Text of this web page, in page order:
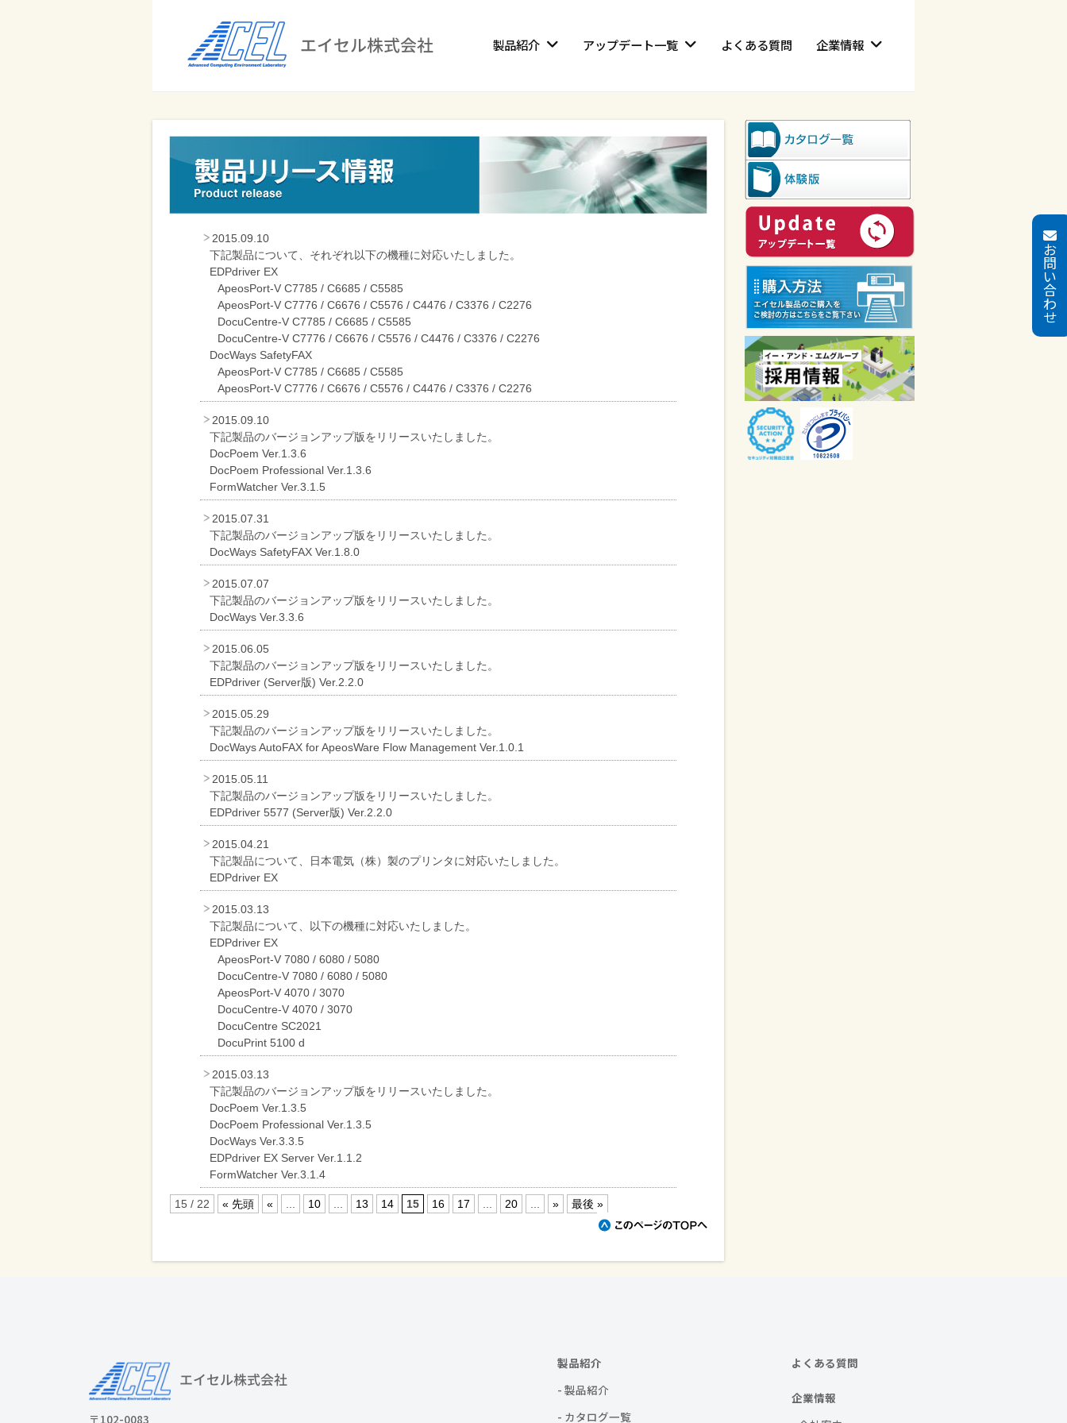
株式会社
ネ
ス
の
製品紹介 アップデート一覧 よくある質問 企業情報
お
問
い
合
わ
せ
2015.09.10
下記製品について、それぞれ以下の機種に対応いたしました。
EDPdriver EX
ApeosPort-V C7785 / C6685 / C5585
ApeosPort-V C7776 / C6676 / C5576 / C4476 / C3376 / C2276
DocuCentre-V C7785 / C6685 / C5585
DocuCentre-V C7776 / C6676 / C5576 / C4476 / C3376 / C2276
DocWays SafetyFAX
ApeosPort-V C7785 / C6685 / C5585
ApeosPort-V C7776 / C6676 / C5576 / C4476 / C3376 / C2276
2015.09.10
下記製品のバージョンアップ版をリリースいたしました。
DocPoem Ver.1.3.6
DocPoem Professional Ver.1.3.6
FormWatcher Ver.3.1.5
2015.07.31
下記製品のバージョンアップ版をリリースいたしました。
DocWays SafetyFAX Ver.1.8.0
2015.07.07
下記製品のバージョンアップ版をリリースいたしました。
DocWays Ver.3.3.6
2015.06.05
下記製品のバージョンアップ版をリリースいたしました。
EDPdriver (Server版) Ver.2.2.0
2015.05.29
下記製品のバージョンアップ版をリリースいたしました。
DocWays AutoFAX for ApeosWare Flow Management Ver.1.0.1
2015.05.11
下記製品のバージョンアップ版をリリースいたしました。
EDPdriver 5577 (Server版) Ver.2.2.0
2015.04.21
下記製品について、日本電気（株）製のプリンタに対応いたしました。
EDPdriver EX
2015.03.13
下記製品について、以下の機種に対応いたしました。
EDPdriver EX
ApeosPort-V 7080 / 6080 / 5080
DocuCentre-V 7080 / 6080 / 5080
ApeosPort-V 4070 / 3070
DocuCentre-V 4070 / 3070
DocuCentre SC2021
DocuPrint 5100 d
2015.03.13
下記製品のバージョンアップ版をリリースいたしました。
DocPoem Ver.1.3.5
DocPoem Professional Ver.1.3.5
DocWays Ver.3.3.5
EDPdriver EX Server Ver.1.1.2
FormWatcher Ver.3.1.4
15 / 22 « 先頭 « 10 13 14 15 16 17 20 » 最後 »
〒102-0083
製品紹介
- 製品紹介
- カタログ一覧
よくある質問
企業情報